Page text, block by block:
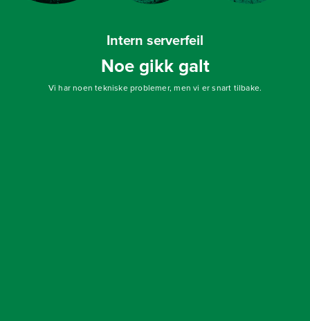
Intern serverfeil
Noe gikk galt
Vi har noen tekniske problemer, men vi er snart tilbake.